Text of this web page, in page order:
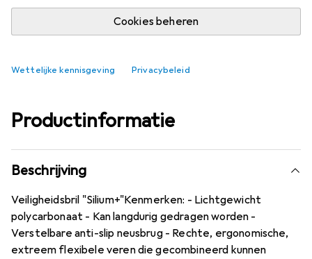
Cookies beheren
Wettelijke kennisgeving Privacybeleid
Vergelijk In verlanglijstje
Productinformatie
Beschrijving
Veiligheidsbril "Silium+"Kenmerken: - Lichtgewicht
polycarbonaat - Kan langdurig gedragen worden -
Verstelbare anti-slip neusbrug - Rechte, ergonomische,
extreem flexibele veren die gecombineerd kunnen